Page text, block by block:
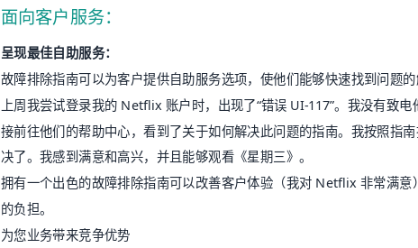
面向客户服务：
呈现最佳自助服务：
故障排除指南可以为客户提供自助服务选项，使他们能够快速找到问题的
上周我尝试登录我的 Netflix 账户时，出现了“错误 UI-117”。我没有致
接前往他们的帮助中心，看到了关于如何解决此问题的指南。我按照指
决了。我感到满意和高兴，并且能够观看《星期三》。
拥有一个出色的故障排除指南可以改善客户体验 （我对 Netflix 非常满
的负担。
为您业务带来竞争优势